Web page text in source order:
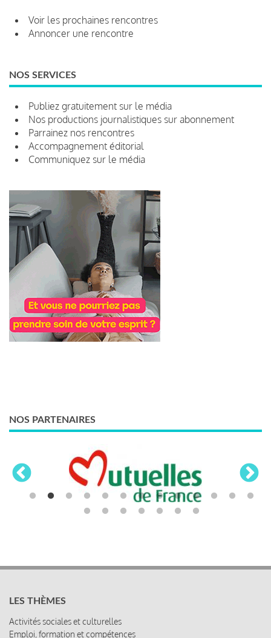
Voir les prochaines rencontres
Annoncer une rencontre
NOS SERVICES
Publiez gratuitement sur le média
Nos productions journalistiques sur abonnement
Parrainez nos rencontres
Accompagnement éditorial
Communiquez sur le média
NOS PARTENAIRES
LES THÈMES
Activités sociales et culturelles
Emploi, formation et compétences